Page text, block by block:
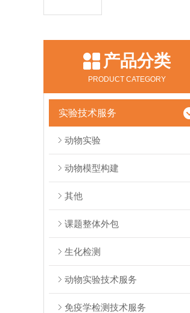
产品分类
PRODUCT CATEGORY
实验技术服务
动物实验
动物模型构建
其他
课题整体外包
生化检测
动物实验技术服务
免疫学检测技术服务